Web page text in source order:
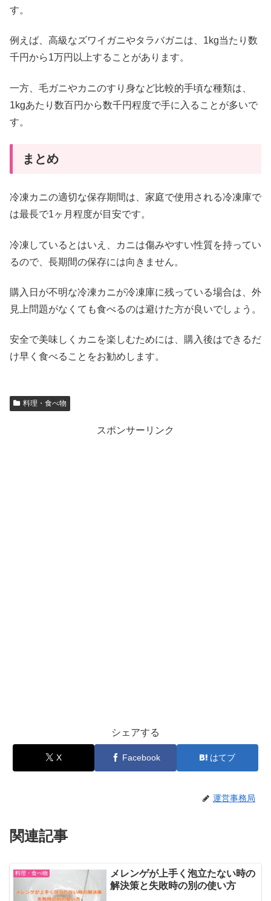
す。
例えば、高級なズワイガニやタラバガニは、1kg当たり数
千円から1万円以上することがあります。
一方、毛ガニやカニのすり身など比較的手頃な種類は、
1kgあたり数百円から数千円程度で手に入ることが多いで
す。
まとめ
冷凍カニの適切な保存期間は、家庭で使用される冷凍庫で
は最長で1ヶ月程度が目安です。
冷凍しているとはいえ、カニは傷みやすい性質を持ってい
るので、長期間の保存には向きません。
購入日が不明な冷凍カニが冷凍庫に残っている場合は、外
見上問題がなくても食べるのは避けた方が良いでしょう。
安全で美味しくカニを楽しむためには、購入後はできるだ
け早く食べることをお勧めします。
料理・食べ物
スポンサーリンク
シェアする
X Facebook はてブ
運営事務局
関連記事
料理・食べ物
メレンゲが上手く泡立たない時の
解決策と失敗時の別の使い方